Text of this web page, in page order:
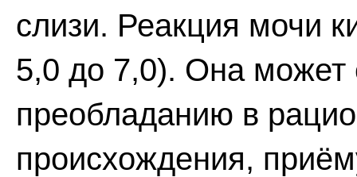
слизи. Реакция мочи
5,0 до 7,0). Она может
преобладанию в
происхождения,